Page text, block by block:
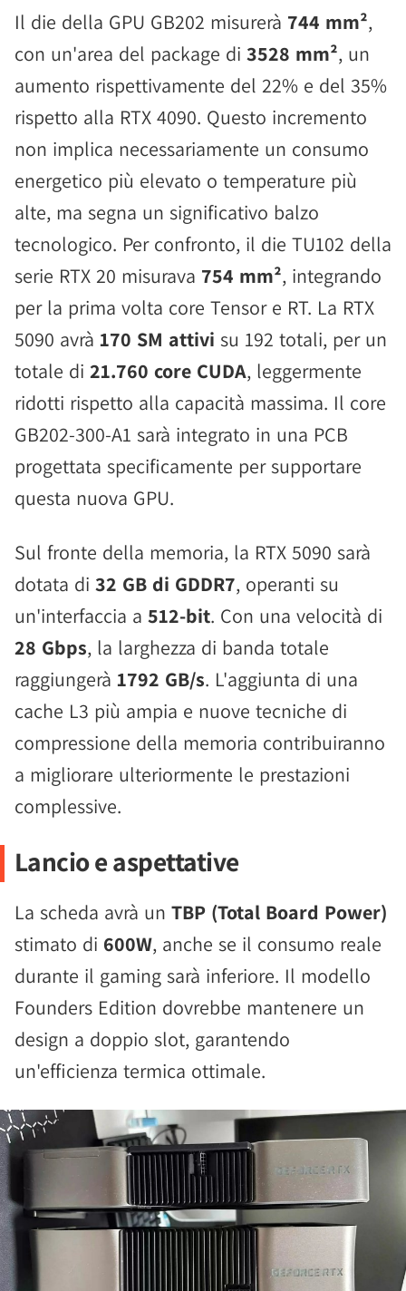
Il die della GPU GB202 misurerà 744 mm²,
con un'area del package di 3528 mm², un
aumento rispettivamente del 22% e del 35%
rispetto alla RTX 4090. Questo incremento
non implica necessariamente un consumo
energetico più elevato o temperature più
alte, ma segna un significativo balzo
tecnologico. Per confronto, il die TU102 della
serie RTX 20 misurava 754 mm², integrando
per la prima volta core Tensor e RT. La RTX
5090 avrà 170 SM attivi su 192 totali, per un
totale di 21.760 core CUDA, leggermente
ridotti rispetto alla capacità massima. Il core
GB202-300-A1 sarà integrato in una PCB
progettata specificamente per supportare
questa nuova GPU.
Sul fronte della memoria, la RTX 5090 sarà
dotata di 32 GB di GDDR7, operanti su
un'interfaccia a 512-bit. Con una velocità di
28 Gbps, la larghezza di banda totale
raggiungerà 1792 GB/s. L'aggiunta di una
cache L3 più ampia e nuove tecniche di
compressione della memoria contribuiranno
a migliorare ulteriormente le prestazioni
complessive.
Lancio e aspettative
La scheda avrà un TBP (Total Board Power)
stimato di 600W, anche se il consumo reale
durante il gaming sarà inferiore. Il modello
Founders Edition dovrebbe mantenere un
design a doppio slot, garantendo
un'efficienza termica ottimale.